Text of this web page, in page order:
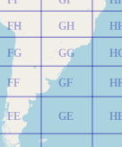
FE
FF
FG
FH
GE
GF
GG
GH